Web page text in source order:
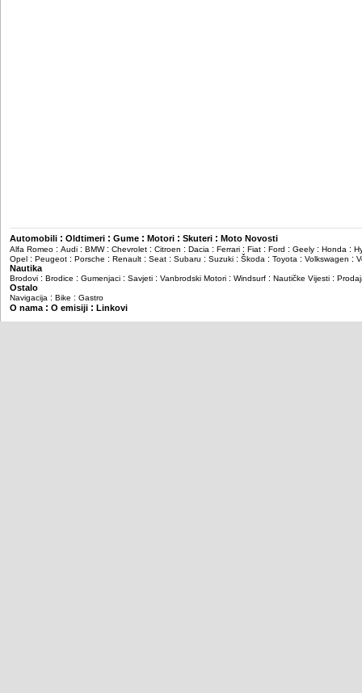
Automobili : Oldtimeri : Gume : Motori : Skuteri : Moto Novosti
Alfa Romeo : Audi : BMW: Chevrolet : Citroen : Dacia : Ferrari : Fiat : Ford : Geely : Honda :
Opel : Peugeot : Porsche : Renault : Seat : Subaru : Suzuki : Škoda : Toyota : Volkswagen :
Nautika
Brodovi : Brodice : Gumenjaci : Savjeti : Vanbrodski Motori : Windsurf : Nautičke Vijesti :
Ostalo
Navigacija : Bike : Gastro
O nama: O emisiji : Linkovi